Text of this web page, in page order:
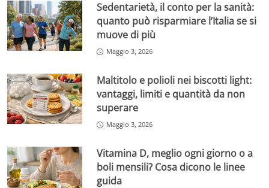
Sedentarietà, il conto per la sanità:
quanto può risparmiare l’Italia se si
muove di più
Maggio 3, 2026
Maltitolo e polioli nei biscotti light:
vantaggi, limiti e quantità da non
superare
Maggio 3, 2026
Vitamina D, meglio ogni giorno o a
boli mensili? Cosa dicono le linee
guida